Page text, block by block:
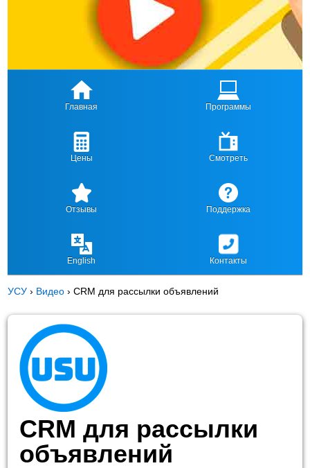
Главная Программы
Цены Смотреть
Отзывы Поддержка
English Контакты
УСУ › Видео ›CRM для рассылки объявлений
CRM для рассылки
объявлений